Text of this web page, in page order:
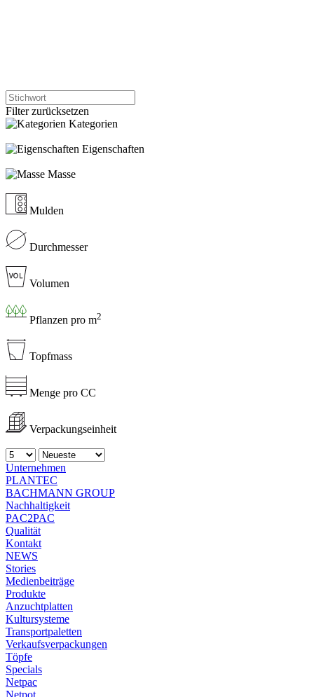
Filter zurücksetzen
Kategorien
Eigenschaften
Masse
Mulden
Durchmesser
Volumen
Pflanzen pro m2
Topfmass
Menge pro CC
Verpackungseinheit
Unternehmen
PLANTEC
BACHMANN GROUP
Nachhaltigkeit
PAC2PAC
Qualität
Kontakt
NEWS
Stories
Medienbeiträge
Produkte
Anzuchtplatten
Kultursysteme
Transportpaletten
Verkaufsverpackungen
Töpfe
Specials
Netpac